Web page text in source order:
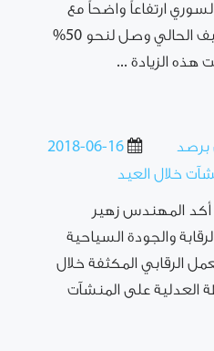
ارتفاعاً واضحاً مع
بدء موسم الصيف الحالي وصل لنحو 50%
هذه الزيادة ...
2018-06-16
برصد
خلال العيد
أكد المهندس زهير
والجودة السياحية
الرقابي المكثفة خلال
العدلية على المنشآت